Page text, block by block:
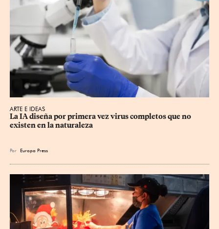
ARTE E IDEAS
La IA diseña por primera vez virus completos que no
existen en la naturaleza
Por Europa Press